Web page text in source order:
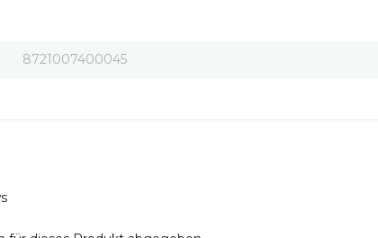
8721007400045